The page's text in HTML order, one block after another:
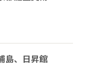
島、日昇館